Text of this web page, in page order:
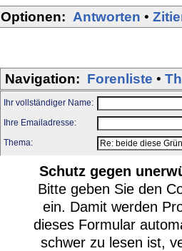
Optionen: Antworten •
Navigation: Forenliste •
Ihr vollständiger Name:
Ihre Emailadresse:
Thema:
Schutz gegen
Bitte geben Sie den
ein. Damit werden
dieses Formular
schwer zu lesen ist,